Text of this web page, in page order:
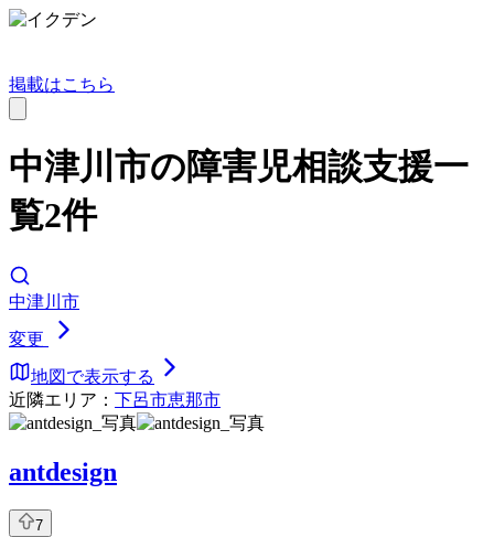
掲載はこちら
中津川市の障害児相談支援一
覧2件
中津川市
変更
地図で表示する
近隣エリア： 下呂市恵那市
antdesign
7